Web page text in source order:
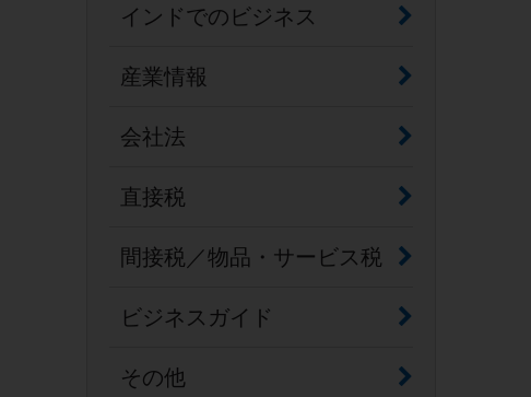
インドでのビジネス
産業情報
会社法
直接税
間接税／物品・サービス税
ビジネスガイド
その他